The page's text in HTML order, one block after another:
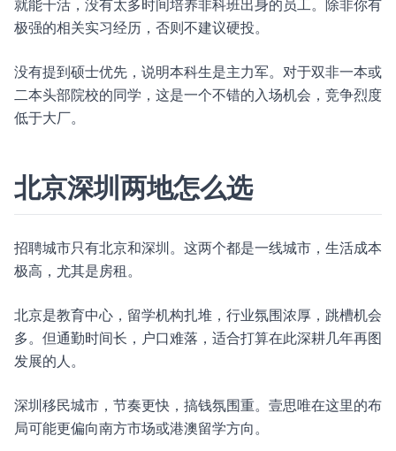
就能干活，没有太多时间培养非科班出身的员工。除非你有
极强的相关实习经历，否则不建议硬投。
没有提到硕士优先，说明本科生是主力军。对于双非一本或
二本头部院校的同学，这是一个不错的入场机会，竞争烈度
低于大厂。
北京深圳两地怎么选
招聘城市只有北京和深圳。这两个都是一线城市，生活成本
极高，尤其是房租。
北京是教育中心，留学机构扎堆，行业氛围浓厚，跳槽机会
多。但通勤时间长，户口难落，适合打算在此深耕几年再图
发展的人。
深圳移民城市，节奏更快，搞钱氛围重。壹思唯在这里的布
局可能更偏向南方市场或港澳留学方向。